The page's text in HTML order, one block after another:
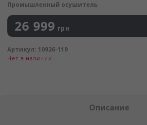
Промышленный осушитель
26 999 грн
Нет в наличии
Артикул: 10926-119
Описание